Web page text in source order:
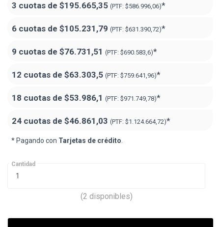
3 cuotas de $195.665,35 (PTF: $586.996,06)*
6 cuotas de $105.231,79 (PTF: $631.390,72)*
9 cuotas de $76.731,51 (PTF: $690.583,6)*
12 cuotas de $63.303,5 (PTF: $759.641,96)*
18 cuotas de $53.986,1 (PTF: $971.749,78)*
24 cuotas de $46.861,03 (PTF: $1.124.664,72)*
* Pagando con Tarjetas de crédito.
Cantidad
(2 disponibles)